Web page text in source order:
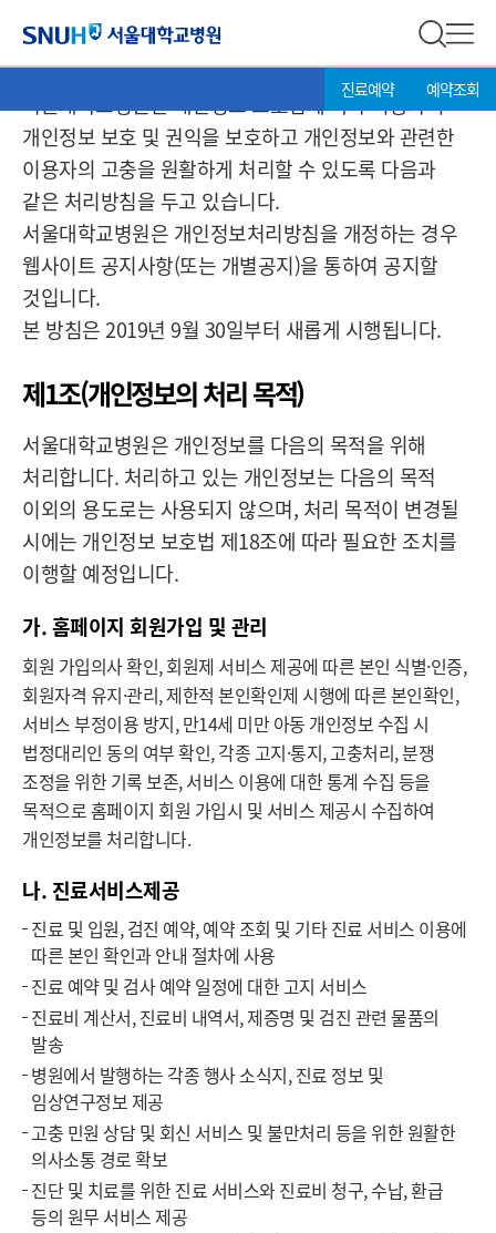
전체 검
재
위
치:
진료예약 예약조회
개인정보처리방침
서울대학교병원은 개인정보 보호법에 따라 이용자의
개인정보 보호 및 권익을 보호하고 개인정보와 관련한
이용자의 고충을 원활하게 처리할 수 있도록 다음과
같은 처리방침을 두고 있습니다.
서울대학교병원은 개인정보처리방침을 개정하는 경우
웹사이트 공지사항(또는 개별공지)을 통하여 공지할
것입니다.
본 방침은 2019년 9월 30일부터 새롭게 시행됩니다.
제1조(개인정보의 처리 목적)
서울대학교병원은 개인정보를 다음의 목적을 위해
처리합니다. 처리하고 있는 개인정보는 다음의 목적
이외의 용도로는 사용되지 않으며, 처리 목적이 변경될
시에는 개인정보 보호법 제18조에 따라 필요한 조치를
이행할 예정입니다.
가. 홈페이지 회원가입 및 관리
회원 가입의사 확인, 회원제 서비스 제공에 따른 본인 식별·인증,
회원자격 유지·관리, 제한적 본인확인제 시행에 따른 본인확인,
서비스 부정이용 방지, 만14세 미만 아동 개인정보 수집 시
법정대리인 동의 여부 확인, 각종 고지·통지, 고충처리, 분쟁
조정을 위한 기록 보존, 서비스 이용에 대한 통계 수집 등을
목적으로 홈페이지 회원 가입시 및 서비스 제공시 수집하여
개인정보를 처리합니다.
나. 진료서비스제공
진료 및 입원, 검진 예약, 예약 조회 및 기타 진료 서비스 이용에
따른 본인 확인과 안내 절차에 사용
진료 예약 및 검사 예약 일정에 대한 고지 서비스
진료비 계산서, 진료비 내역서, 제증명 및 검진 관련 물품의
발송
병원에서 발행하는 각종 행사 소식지, 진료 정보 및
임상연구정보 제공
고충 민원 상담 및 회신 서비스 및 불만처리 등을 위한 원활한
의사소통 경로 확보
진단 및 치료를 위한 진료 서비스와 진료비 청구, 수납, 환급
등의 원무 서비스 제공